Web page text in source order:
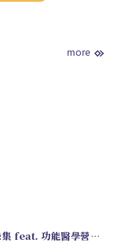
more
EP.220 好久不見！2026 試錄集 feat. 功能醫學營養師 美寶